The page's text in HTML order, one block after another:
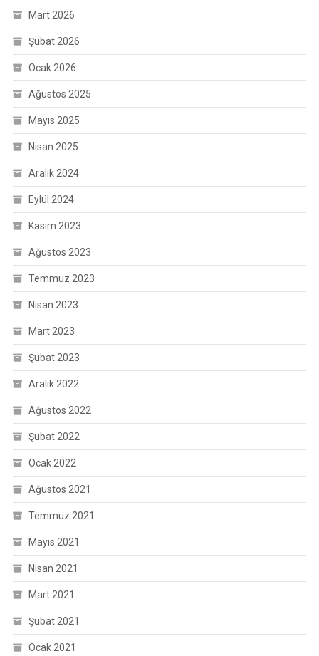
Mart 2026
Şubat 2026
Ocak 2026
Ağustos 2025
Mayıs 2025
Nisan 2025
Aralık 2024
Eylül 2024
Kasım 2023
Ağustos 2023
Temmuz 2023
Nisan 2023
Mart 2023
Şubat 2023
Aralık 2022
Ağustos 2022
Şubat 2022
Ocak 2022
Ağustos 2021
Temmuz 2021
Mayıs 2021
Nisan 2021
Mart 2021
Şubat 2021
Ocak 2021